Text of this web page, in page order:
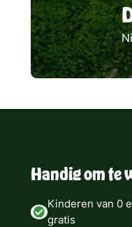
Handig om te
Kinderen van 0
gratis